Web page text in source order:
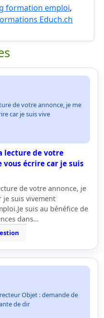
formation emploi,
Educh.ch
de votre annonce, je me
car je suis vive
lecture de votre
vous écrire car je suis
de votre annonce, je
je suis vivement
suis au bénéfice de
dans…
Objet : demande de
de dir